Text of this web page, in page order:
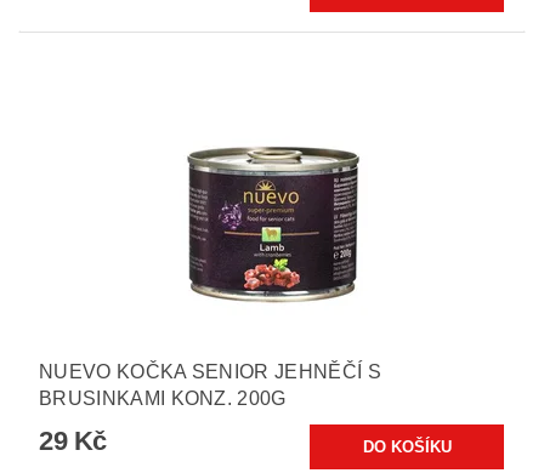
NUEVO KOČKA SENIOR JEHNĚČÍ S
BRUSINKAMI KONZ. 200G
29 Kč